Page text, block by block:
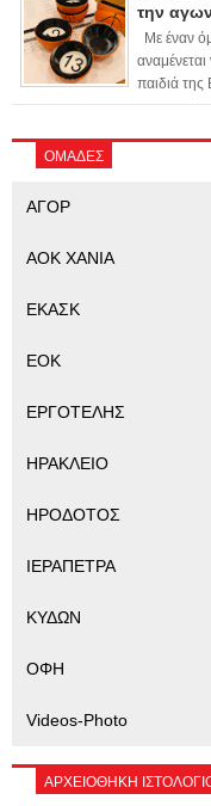
την
Με έναν
παιδιά
ΟΜΑΔΕΣ
ΑΓΟΡ
ΑΟΚ ΧΑΝΙΑ
ΕΚΑΣΚ
ΕΟΚ
ΕΡΓΟΤΕΛΗΣ
ΗΡΑΚΛΕΙΟ
ΗΡΟΔΟΤΟΣ
ΙΕΡΑΠΕΤΡΑ
ΚΥΔΩΝ
ΟΦΗ
Videos-Photo
ΑΡΧΕΙΟΘΗΚΗ